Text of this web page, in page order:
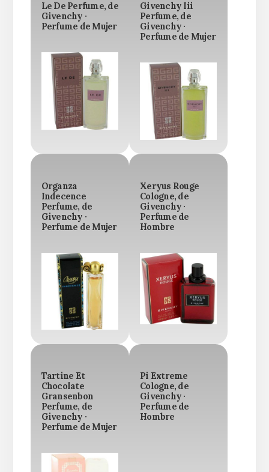
Le De Perfume, de
Givenchy ·
Perfume de Mujer
Givenchy Iii
Perfume, de
Givenchy ·
Perfume de Mujer
Organza
Indecence
Perfume, de
Givenchy ·
Perfume de Mujer
Xeryus Rouge
Cologne, de
Givenchy ·
Perfume de
Hombre
Tartine Et
Chocolate
Gransenbon
Perfume, de
Givenchy ·
Perfume de Mujer
Pi Extreme
Cologne, de
Givenchy ·
Perfume de
Hombre